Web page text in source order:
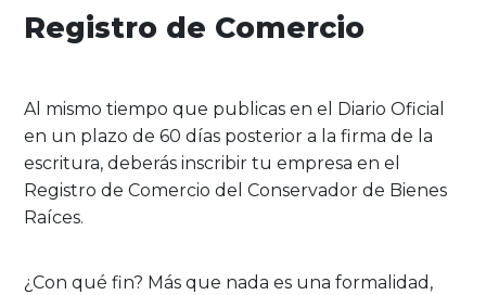
Registro de Comercio
Al mismo tiempo que publicas en el Diario Oficial
en un plazo de 60 días posterior a la firma de la
escritura, deberás inscribir tu empresa en el
Registro de Comercio del Conservador de Bienes
Raíces.
¿Con qué fin? Más que nada es una formalidad,